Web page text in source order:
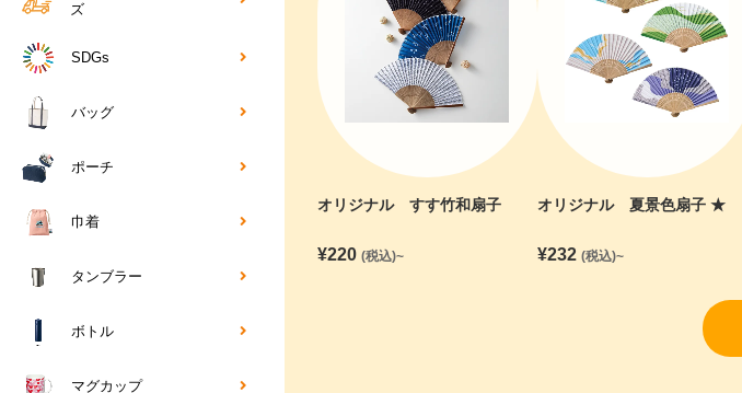
オリジナル すす竹和扇子
¥220 (税込)~
オリジナル 夏景色扇子 ★
¥232 (税込)~
ズ
SDGs
バッグ
ポーチ
巾着
タンブラー
ボトル
マグカップ